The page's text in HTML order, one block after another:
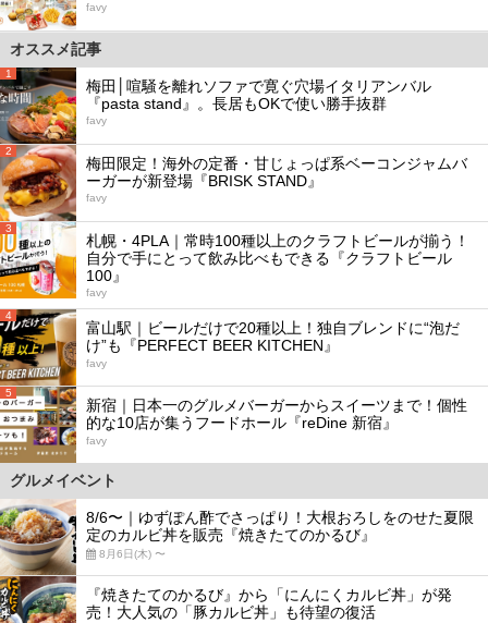
favy
オススメ記事
1
梅田│喧騒を離れソファで寛ぐ穴場イタリアンバル
『pasta stand』。長居もOKで使い勝手抜群
favy
2
梅田限定！海外の定番・甘じょっぱ系ベーコンジャムバ
ーガーが新登場『BRISK STAND』
favy
3
札幌・4PLA｜常時100種以上のクラフトビールが揃う！
自分で手にとって飲み比べもできる『クラフトビール
100』
favy
4
富山駅｜ビールだけで20種以上！独自ブレンドに“泡だ
け”も『PERFECT BEER KITCHEN』
favy
5
新宿｜日本一のグルメバーガーからスイーツまで！個性
的な10店が集うフードホール『reDine 新宿』
favy
グルメイベント
8/6〜｜ゆずぽん酢でさっぱり！大根おろしをのせた夏限
定のカルビ丼を販売『焼きたてのかるび』
8月6日(木) 〜
『焼きたてのかるび』から「にんにくカルビ丼」が発
売！大人気の「豚カルビ丼」も待望の復活